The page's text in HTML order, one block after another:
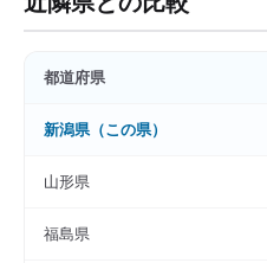
都道府県
新潟県（この県）
山形県
福島県